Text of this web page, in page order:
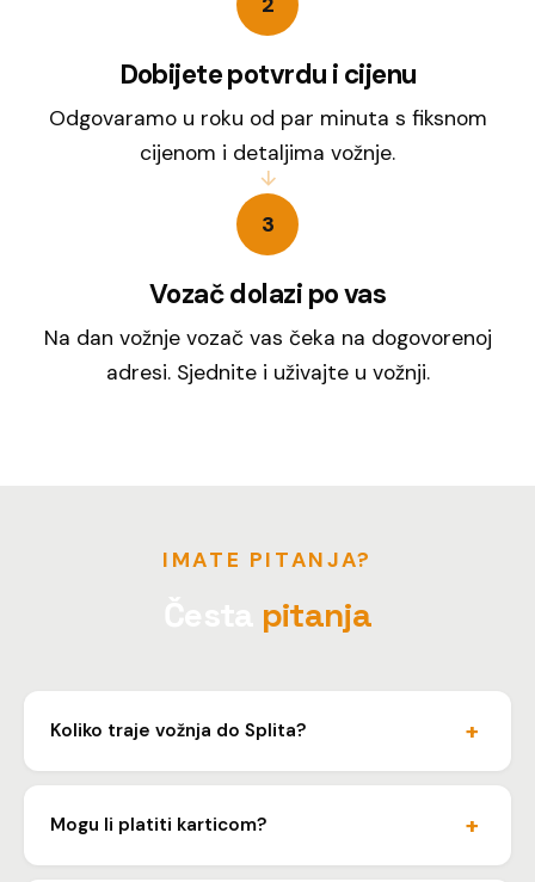
Dobijete potvrdu i cijenu
Odgovaramo u roku od par minuta s fiksnom
cijenom i detaljima vožnje.
3
Vozač dolazi po vas
Na dan vožnje vozač vas čeka na dogovorenoj
adresi. Sjednite i uživajte u vožnji.
IMATE PITANJA?
pitanja
Koliko traje vožnja do Splita?
Vožnja traje oko 4 sata autocestom, ovisno o prometu
i lokaciji polazišta i odredišta.
Mogu li platiti karticom?